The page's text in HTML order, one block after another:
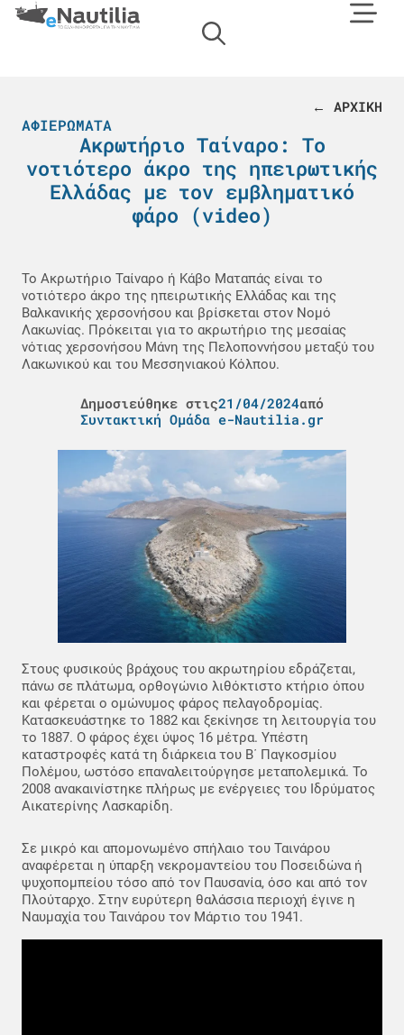
← ΑΡΧΙΚΗ
ΑΦΙΕΡΏΜΑΤΑ
Ακρωτήριο Ταίναρο: Το
νοτιότερο άκρο της ηπειρωτικής
Ελλάδας με τον εμβληματικό
φάρο (video)
Το Ακρωτήριο Ταίναρο ή Κάβο Ματαπάς είναι το
νοτιότερο άκρο της ηπειρωτικής Ελλάδας και της
Βαλκανικής χερσονήσου και βρίσκεται στον Νομό
Λακωνίας. Πρόκειται για το ακρωτήριο της μεσαίας
νότιας χερσονήσου Μάνη της Πελοποννήσου μεταξύ του
Λακωνικού και του Μεσσηνιακού Κόλπου.
Δημοσιεύθηκε στις21/04/2024από
Συντακτική Ομάδα e-Nautilia.gr
Στους φυσικούς βράχους του ακρωτηρίου εδράζεται,
πάνω σε πλάτωμα, ορθογώνιο λιθόκτιστο κτήριο όπου
και φέρεται ο ομώνυμος φάρος πελαγοδρομίας.
Κατασκευάστηκε το 1882 και ξεκίνησε τη λειτουργία του
το 1887. Ο φάρος έχει ύψος 16 μέτρα. Υπέστη
καταστροφές κατά τη διάρκεια του Β΄ Παγκοσμίου
Πολέμου, ωστόσο επαναλειτούργησε μεταπολεμικά. Το
2008 ανακαινίστηκε πλήρως με ενέργειες του Ιδρύματος
Αικατερίνης Λασκαρίδη.
Σε μικρό και απομονωμένο σπήλαιο του Ταινάρου
αναφέρεται η ύπαρξη νεκρομαντείου του Ποσειδώνα ή
ψυχοπομπείου τόσο από τον Παυσανία, όσο και από τον
Πλούταρχο. Στην ευρύτερη θαλάσσια περιοχή έγινε η
Ναυμαχία του Ταινάρου τον Μάρτιο του 1941.